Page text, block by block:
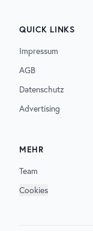
QUICK LINKS
Impressum
AGB
Datenschutz
Advertising
MEHR
Team
Cookies